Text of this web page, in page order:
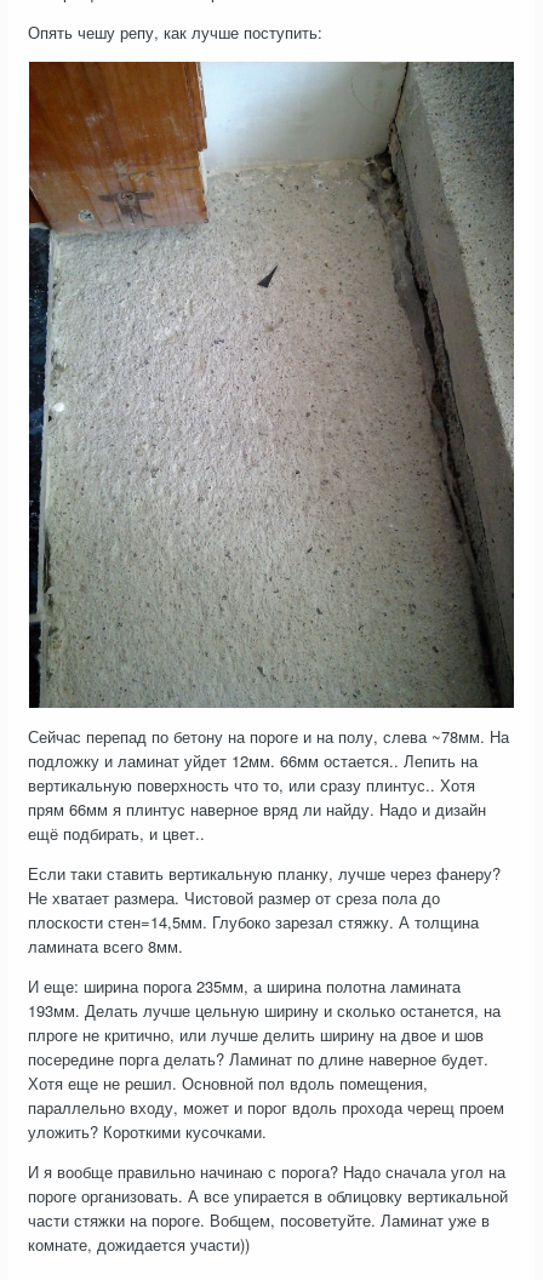
Опять чешу репу, как лучше поступить:
Сейчас перепад по бетону на пороге и на полу, слева ~78мм. На
подложку и ламинат уйдет 12мм. 66мм остается.. Лепить на
вертикальную поверхность что то, или сразу плинтус.. Хотя
прям 66мм я плинтус наверное вряд ли найду. Надо и дизайн
ещё подбирать, и цвет..
Если таки ставить вертикальную планку, лучше через фанеру?
Не хватает размера. Чистовой размер от среза пола до
плоскости стен=14,5мм. Глубоко зарезал стяжку. А толщина
ламината всего 8мм.
И еще: ширина порога 235мм, а ширина полотна ламината
193мм. Делать лучше цельную ширину и сколько останется, на
плроге не критично, или лучше делить ширину на двое и шов
посередине порга делать? Ламинат по длине наверное будет.
Хотя еще не решил. Основной пол вдоль помещения,
параллельно входу, может и порог вдоль прохода черещ проем
уложить? Короткими кусочками.
И я вообще правильно начинаю с порога? Надо сначала угол на
пороге организовать. А все упирается в облицовку вертикальной
части стяжки на пороге. Вобщем, посоветуйте. Ламинат уже в
комнате, дожидается участи))